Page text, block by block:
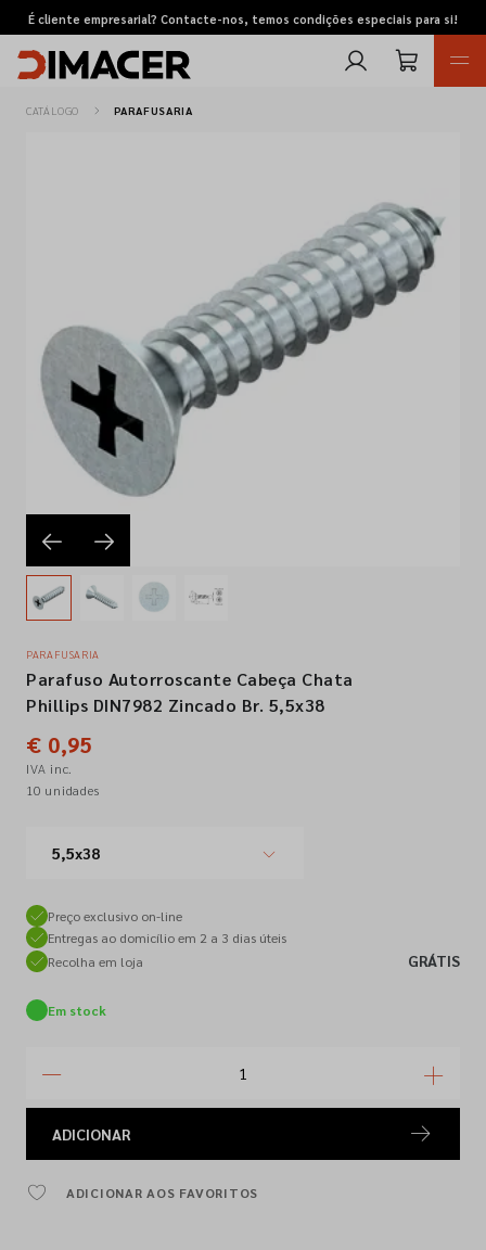
É cliente empresarial? Contacte-nos, temos condições especiais para si!
Pedidos de cotação
Marcas
Favoritos
Empresa
Contactos
Siga-nos nas redes sociais
CATÁLOGO PARAFUSARIA
PARAFUSARIA
Parafuso Autorroscante Cabeça Chata
Phillips DIN7982 Zincado Br. 5,5x38
€ 0,95
IVA inc.
10 unidades
5,5x38
Preço exclusivo on-line
Entregas ao domicílio em 2 a 3 dias úteis
Recolha em loja
GRÁTIS
Em stock
ADICIONAR
ADICIONAR AOS FAVORITOS